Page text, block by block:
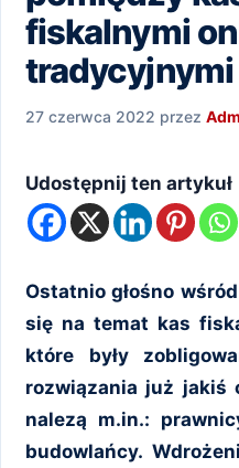
fiskalnymi
tradycyjnymi
27 czerwca 2022 przez
Udostępnij ten artykuł
Ostatnio głośno
się na temat kas
które były
rozwiązania już jakiś
nalezą m.in.:
budowlańcy.